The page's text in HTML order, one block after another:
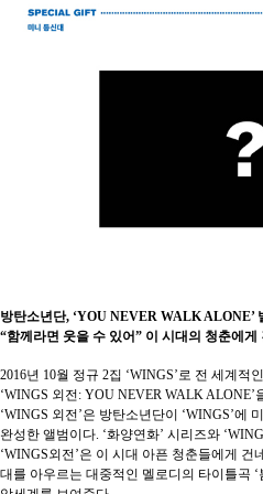
방탄소년단, ‘YOU NEVER WALK ALONE’
“함께라면 웃을 수 있어” 이 시대의 청춘에게
2016년 10월 정규 2집 ‘WINGS’로 전 세계적
‘WINGS 외전: YOU NEVER WALK ALONE’
‘WINGS 외전’은 방탄소년단이 ‘WINGS’에
완성한 앨범이다. ‘화양연화’ 시리즈와
‘WINGS외전’은 이 시대 아픈 청춘들에게 건
대를 아우르는 대중적인 멜로디의 타이틀곡